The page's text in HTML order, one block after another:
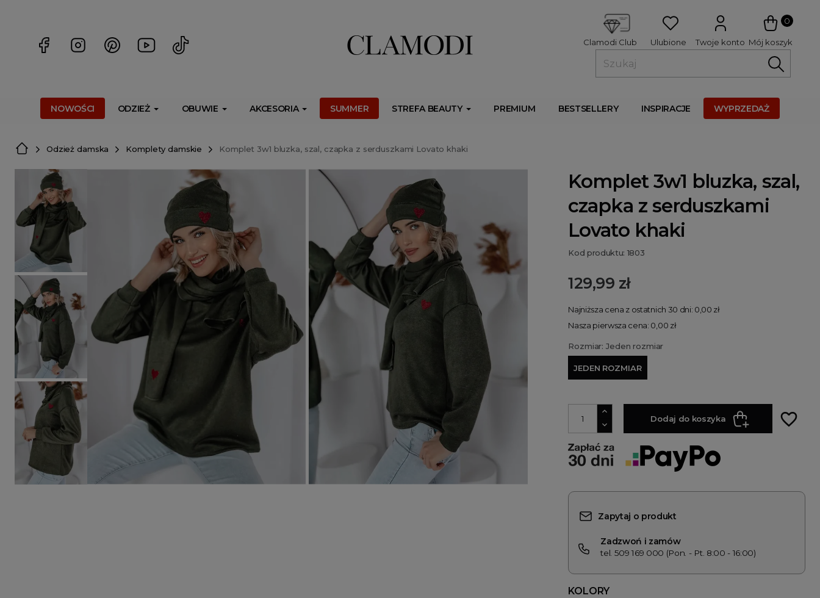
0
Mój koszyk
Twoje konto
Ulubione
Clamodi Club
NOWOŚCI ODZIEŻ OBUWIE AKCESORIA SUMMER STREFA BEAUTY PREMIUM BESTSELLERY INSPIRACJE WYPRZEDAŻ
Odzież damska Komplety damskie Komplet 3w1 bluzka, szal, czapka z serduszkami Lovato khaki
Komplet 3w1 bluzka, szal,
czapka z serduszkami
Lovato khaki
Kod produktu: 1803
129,99 zł
Najniższa cena z ostatnich 30 dni: 0,00 zł
Nasza pierwsza cena: 0,00 zł
Rozmiar: Jeden rozmiar
JEDEN ROZMIAR
Dodaj do koszyka favorite_border
Zapytaj o produkt
Zadzwoń i zamów
tel. 509 169 000 (Pon. - Pt. 8:00 - 16:00)
KOLORY